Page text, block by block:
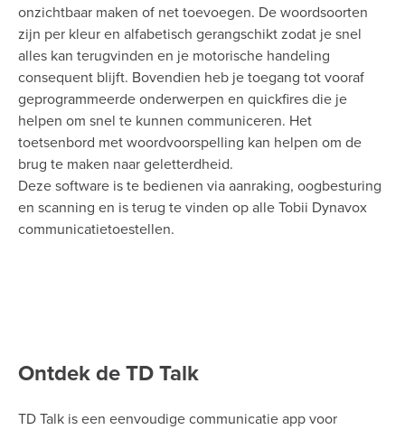
onzichtbaar maken of net toevoegen. De woordsoorten
zijn per kleur en alfabetisch gerangschikt zodat je snel
alles kan terugvinden en je motorische handeling
consequent blijft. Bovendien heb je toegang tot vooraf
geprogrammeerde onderwerpen en quickfires die je
helpen om snel te kunnen communiceren. Het
toetsenbord met woordvoorspelling kan helpen om de
brug te maken naar geletterdheid.
Deze software is te bedienen via aanraking, oogbesturing
en scanning en is terug te vinden op alle Tobii Dynavox
communicatietoestellen.
Ontdek de TD Talk
TD Talk is een eenvoudige communicatie app voor